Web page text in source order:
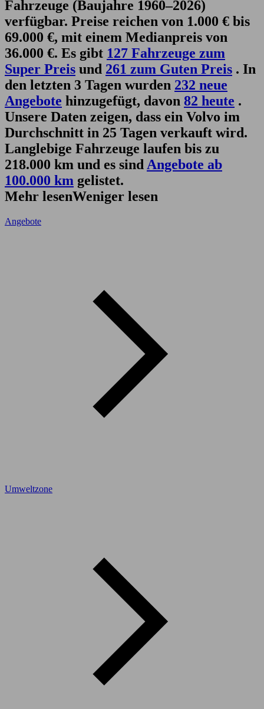
Fahrzeuge (Baujahre 1960–2026)
verfügbar. Preise reichen von 1.000 € bis
69.000 €, mit einem Medianpreis von
36.000 €. Es gibt 127 Fahrzeuge zum
Super Preis und 261 zum Guten Preis . In
den letzten 3 Tagen wurden 232 neue
Angebote hinzugefügt, davon 82 heute .
Unsere Daten zeigen, dass ein Volvo im
Durchschnitt in 25 Tagen verkauft wird.
Langlebige Fahrzeuge laufen bis zu
218.000 km und es sind Angebote ab
100.000 km gelistet.
Mehr lesenWeniger lesen
Angebote
Umweltzone